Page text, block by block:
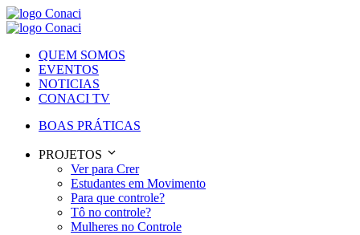
QUEM SOMOS
EVENTOS
NOTICIAS
CONACI TV
BOAS PRÁTICAS
PROJETOS
Ver para Crer
Estudantes em Movimento
Para que controle?
Tô no controle?
Mulheres no Controle